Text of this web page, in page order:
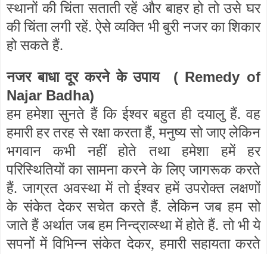
स्थानों की चिंता सताती रहें और बाहर हो तो उसे घर
की चिंता लगी रहें. ऐसे व्यक्ति भी बुरी नजर का शिकार
हो सकते हैं.
नजर बाधा दूर करने के उपाय( Remedy of
Najar Badha)
हम हमेशा सुनते हैं कि ईश्वर बहुत ही दयालु हैं. वह
हमारी हर तरह से रक्षा करता हैं, मनुष्य सो जाए लेकिन
भगवान कभी नहीं होते तथा हमेशा हमें हर
परिस्थितियों का सामना करने के लिए जागरूक करते
हैं. जाग्रत अवस्था में तो ईश्वर हमें उपरोक्त लक्षणों
के संकेत देकर सचेत करते हैं. लेकिन जब हम सो
जाते हैं अर्थात जब हम निन्द्राव्स्था में होते हैं. तो भी ये
सपनों में विभिन्न संकेत देकर, हमारी सहायता करते